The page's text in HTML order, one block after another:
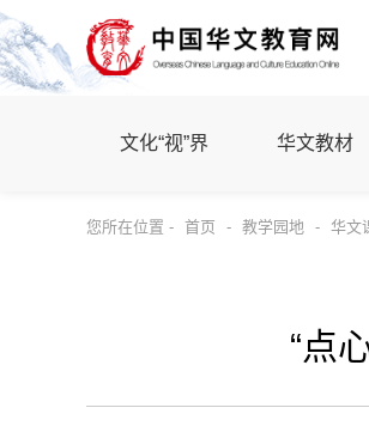
文化“视”界 华文教材
您所在位置 - 首页 - 教学园地 - 华文
“点